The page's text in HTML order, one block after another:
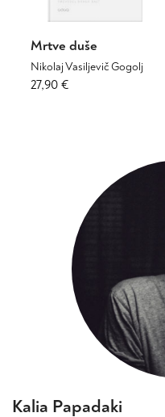
Mrtve duše
Nikolaj Vasiljevič Gogolj
27,90 €
Kalia Papadaki